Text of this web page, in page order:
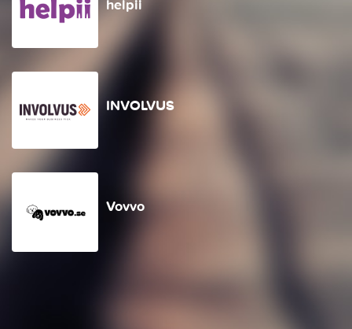
helpii
INVOLVUS
Vovvo